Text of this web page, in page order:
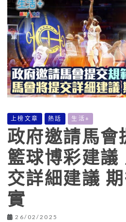
上榜文章 熱話 生活+
政府邀請馬會
籃球博彩建議
交詳細建議
實
26/02/2025